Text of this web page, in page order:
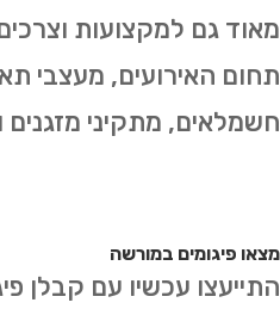
מאוד גם למקצועות וצרכים
תחום האירועים, מעצבי
חשמלאים, מתקיני מזגנים
מצאו פיגומים במורשה
התייעצו עכשיו עם קבלן